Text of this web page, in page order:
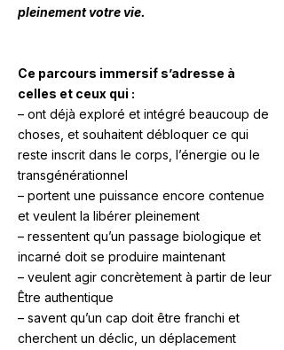
pleinement votre vie.
Ce parcours immersif s’adresse à
celles et ceux qui :​​​
– ont déjà exploré et intégré beaucoup de
choses, et souhaitent débloquer ce qui
reste inscrit dans le corps, l’énergie ou le
transgénérationnel
– portent une puissance encore contenue
et veulent la libérer pleinement
– ressentent qu’un passage biologique et
incarné doit se produire maintenant
– veulent agir concrètement à partir de leur
Être authentique
– savent qu’un cap doit être franchi et
cherchent un déclic, un déplacement